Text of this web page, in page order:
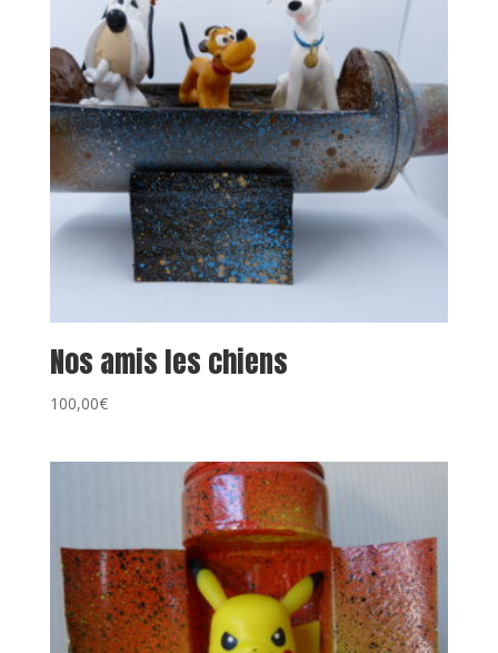
Nos amis les chiens
100,00€